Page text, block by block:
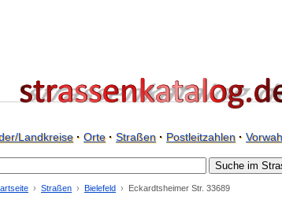
Landkreise· Orte· Straßen· Postleitzahlen·
Straßen Bielefeld Eckardtsheimer Str. 33689